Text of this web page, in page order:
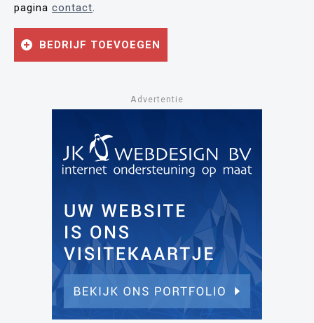
pagina contact.
BEDRIJF TOEVOEGEN
Advertentie